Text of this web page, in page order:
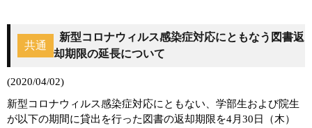
共通
新型コロナウィルス感染症対応にともなう図書返
却期限の延長について
(2020/04/02)
新型コロナウィルス感染症対応にともない、学部生および院生
が以下の期間に貸出を行った図書の返却期限を4月30日（木）